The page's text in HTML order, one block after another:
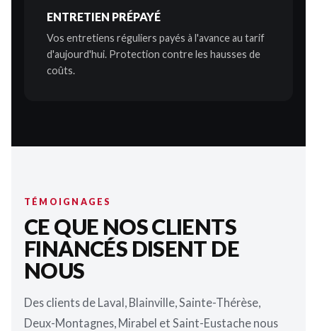
ENTRETIEN PRÉPAYÉ
Vos entretiens réguliers payés à l'avance au tarif
d'aujourd'hui. Protection contre les hausses de
coûts.
TÉMOIGNAGES
CE QUE NOS CLIENTS
FINANCÉS DISENT DE
NOUS
Des clients de Laval, Blainville, Sainte-Thérèse,
Deux-Montagnes, Mirabel et Saint-Eustache nous